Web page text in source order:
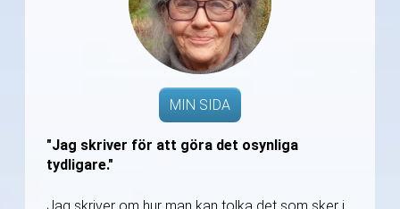
MIN SIDA
"Jag skriver för att göra det osynliga
tydligare."